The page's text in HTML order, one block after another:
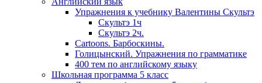
Упражнения к учебнику Валентины Скультэ
Скультэ 1ч
Скультэ 2ч.
Cartoons. Барбоскины.
Голицынский. Упражнения по грамматике
400 тем по английскому языку
Школьная программа 5 класс